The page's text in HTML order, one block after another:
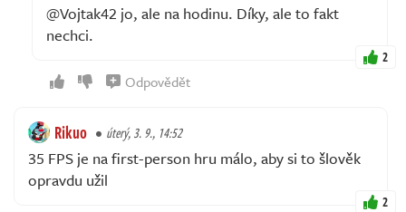
@Vojtak42 jo, ale na hodinu. Díky, ale to fakt
nechci.
2
Odpovědět
Rikuo úterý, 3. 9., 14:52
35 FPS je na first-person hru málo, aby si to šlověk
opravdu užil
2